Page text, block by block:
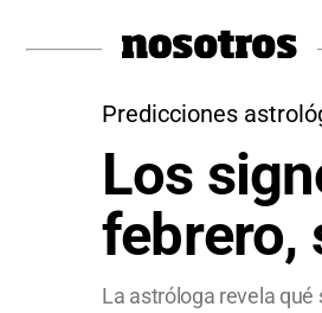
Predicciones
Los
febrero,
La astróloga revela